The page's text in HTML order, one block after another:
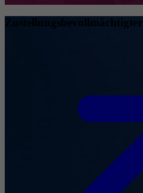
Zustellungsbevollmächtigter